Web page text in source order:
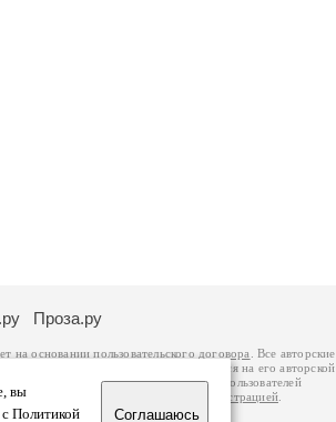
вы
Политикой
Соглашаюсь
Проза.ру
на основаниипользовательского договора
. Все авторские
к которому вы можете обратиться на его авторской
Российской Федерации. Данные пользователей
о портале связаться с администрацией